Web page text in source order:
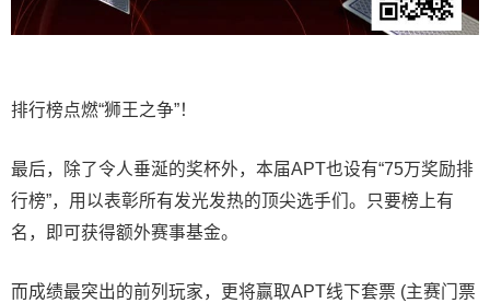
排行榜点燃“狮王之争”！
最后，除了令人垂涎的奖杯外，本届APT也设有“75万奖励排
行榜”，用以表彰所有发光发热的顶尖选手们。只要榜上有
名，即可获得额外赛事基金。
而成绩最突出的前列玩家，更将赢取APT线下套票 (主赛门票